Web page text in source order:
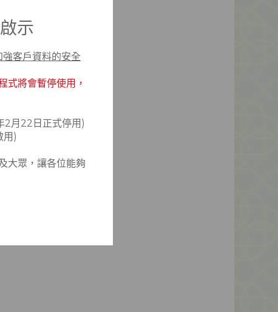
示
強客戶資料的安全
式將會暫停使用，
2月22日正式停用)
用)
大眾，讓各位能夠